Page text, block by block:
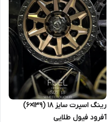
رینگ اسپرت سایز ۱۸ (۱۳۹×۶)
آفرود فیول طلایی